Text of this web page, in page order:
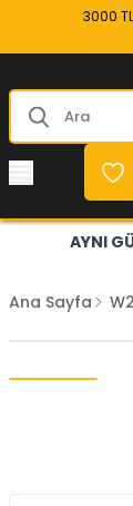
3000
AYNI
Ana Sayfa